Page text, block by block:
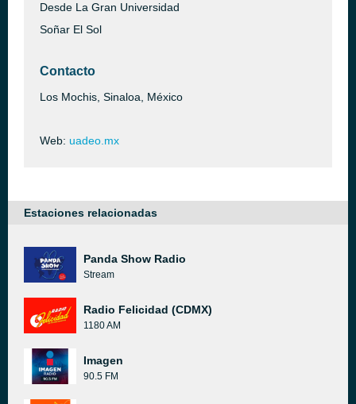
Desde La Gran Universidad
Soñar El Sol
Contacto
Los Mochis, Sinaloa, México
Web: uadeo.mx
Estaciones relacionadas
Panda Show Radio
Stream
Radio Felicidad (CDMX)
1180 AM
Imagen
90.5 FM